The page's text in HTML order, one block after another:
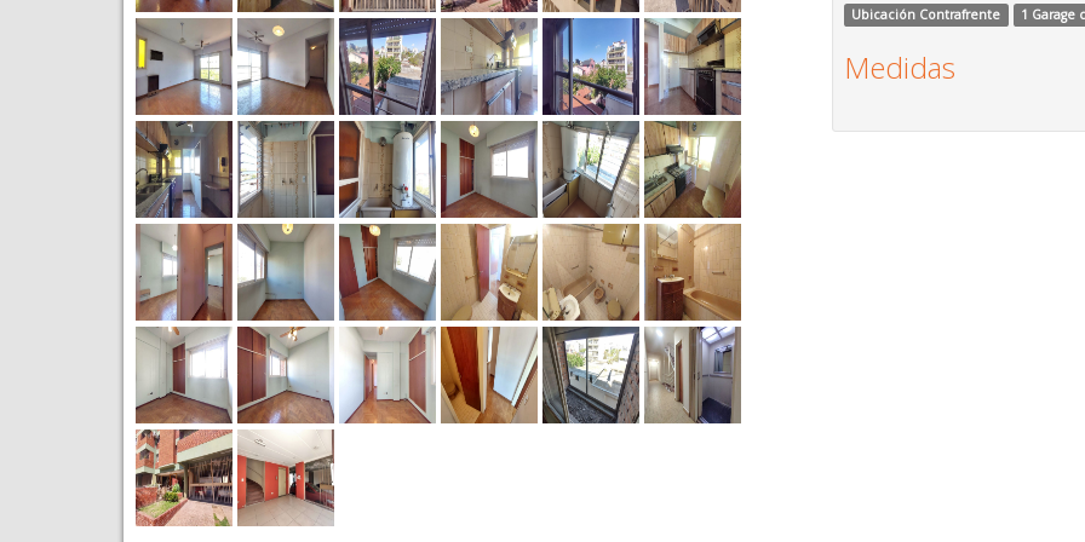
Ubicación Contrafrente
1 Garage
Medidas